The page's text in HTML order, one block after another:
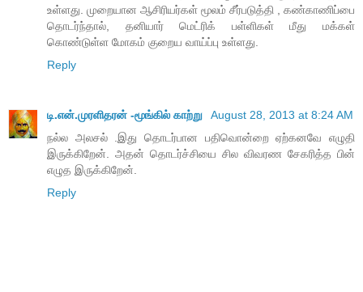
உள்ளது. முறையான ஆசிரியர்கள் மூலம் சீர்படுத்தி , கண்காணிப்பை
தொடர்ந்தால், தனியார் மெட்ரிக் பள்ளிகள் மீது மக்கள்
கொண்டுள்ள மோகம் குறைய வாய்ப்பு உள்ளது.
Reply
டி.என்.முரளிதரன் -மூங்கில் காற்று
August 28, 2013 at 8:24 AM
நல்ல அலசல் .இது தொடர்பான பதிவொன்றை ஏற்கனவே எழுதி
இருக்கிறேன். அதன் தொடர்ச்சியை சில விவரண சேகரித்த பின்
எழுத இருக்கிறேன்.
Reply